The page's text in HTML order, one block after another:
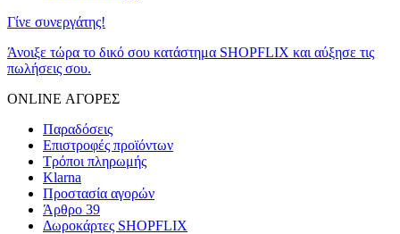
Γίνε συνεργάτης!
Άνοιξε τώρα το δικό σου κατάστημα SHOPFLIX και αύξησε τις
πωλήσεις σου.
ONLINE ΑΓΟΡΕΣ
Παραδόσεις
Επιστροφές προϊόντων
Τρόποι πληρωμής
Klarna
Προστασία αγορών
Άρθρο 39
Δωροκάρτες SHOPFLIX